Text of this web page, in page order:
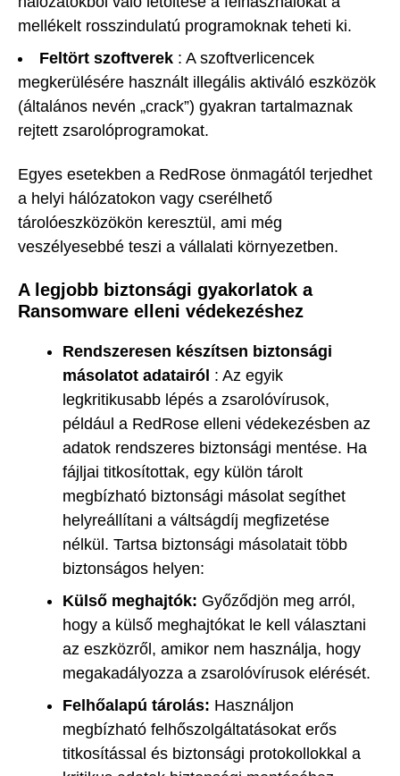
mellékelt rosszindulatú programoknak teheti ki.
Feltört szoftverek : A szoftverlicencek
megkerülésére használt illegális aktiváló eszközök
(általános nevén „crack”) gyakran tartalmaznak
rejtett zsarolóprogramokat.
Egyes esetekben a RedRose önmagától terjedhet
a helyi hálózatokon vagy cserélhető
tárolóeszközökön keresztül, ami még
veszélyesebbé teszi a vállalati környezetben.
A legjobb biztonsági gyakorlatok a
Ransomware elleni védekezéshez
Rendszeresen készítsen biztonsági
másolatot adatairól : Az egyik
legkritikusabb lépés a zsarolóvírusok,
például a RedRose elleni védekezésben az
adatok rendszeres biztonsági mentése. Ha
fájljai titkosítottak, egy külön tárolt
megbízható biztonsági másolat segíthet
helyreállítani a váltságdíj megfizetése
nélkül. Tartsa biztonsági másolatait több
biztonságos helyen:
Külső meghajtók: Győződjön meg arról,
hogy a külső meghajtókat le kell választani
az eszközről, amikor nem használja, hogy
megakadályozza a zsarolóvírusok elérését.
Felhőalapú tárolás: Használjon
megbízható felhőszolgáltatásokat erős
titkosítással és biztonsági protokollokkal a